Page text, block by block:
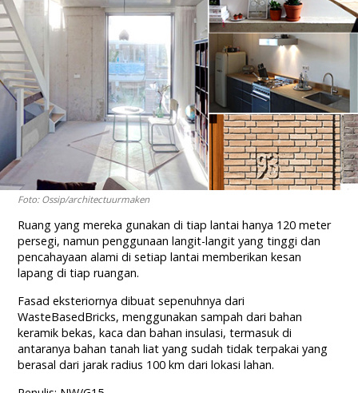
Foto: Ossip/architectuurmaken
Ruang yang mereka gunakan di tiap lantai hanya 120 meter
persegi, namun penggunaan langit-langit yang tinggi dan
pencahayaan alami di setiap lantai memberikan kesan
lapang di tiap ruangan.
Fasad eksteriornya dibuat sepenuhnya dari
WasteBasedBricks, menggunakan sampah dari bahan
keramik bekas, kaca dan bahan insulasi, termasuk di
antaranya bahan tanah liat yang sudah tidak terpakai yang
berasal dari jarak radius 100 km dari lokasi lahan.